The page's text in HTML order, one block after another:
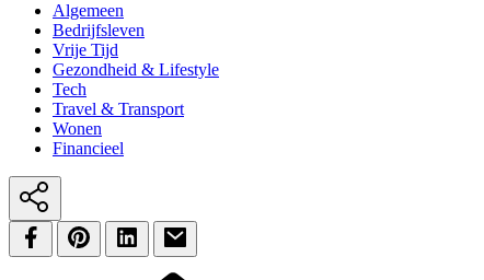
Algemeen
Bedrijfsleven
Vrije Tijd
Gezondheid & Lifestyle
Tech
Travel & Transport
Wonen
Financieel